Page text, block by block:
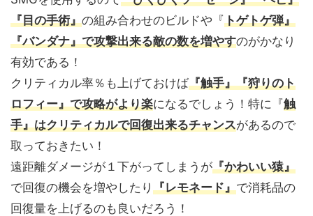
『目の手術』の組み合わせのビルドや『トゲトゲ弾』
『バンダナ』で攻撃出来る敵の数を増やすのがかなり
有効である！
クリティカル率％も上げておけば『触手』『狩りのト
ロフィー』で攻略がより楽になるでしょう！特に『触
手』はクリティカルで回復出来るチャンスがあるので
取っておきたい！
遠距離ダメージが１下がってしまうが『かわいい猿』
で回復の機会を増やしたり 『レモネード』で消耗品の
回復量を上げるのも良いだろう！